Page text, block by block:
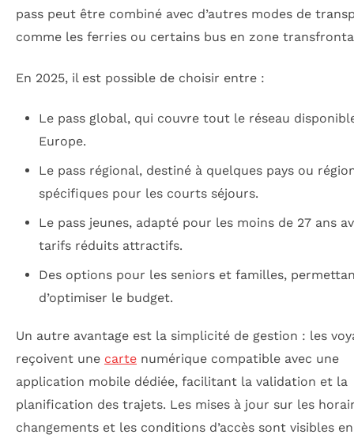
pass peut être combiné avec d’autres modes de
comme les ferries ou certains bus en zone
En 2025, il est possible de choisir entre :
Le pass global, qui couvre tout le réseau
Europe.
Le pass régional, destiné à quelques pays ou
spécifiques pour les courts séjours.
Le pass jeunes, adapté pour les moins de 27 ans
tarifs réduits attractifs.
Des options pour les seniors et familles,
d’optimiser le budget.
Un autre avantage est la simplicité de gestion : les
reçoivent une carte numérique compatible avec une
application mobile dédiée, facilitant la validation et la
planification des trajets. Les mises à jour sur les
changements et les conditions d’accès sont visibles